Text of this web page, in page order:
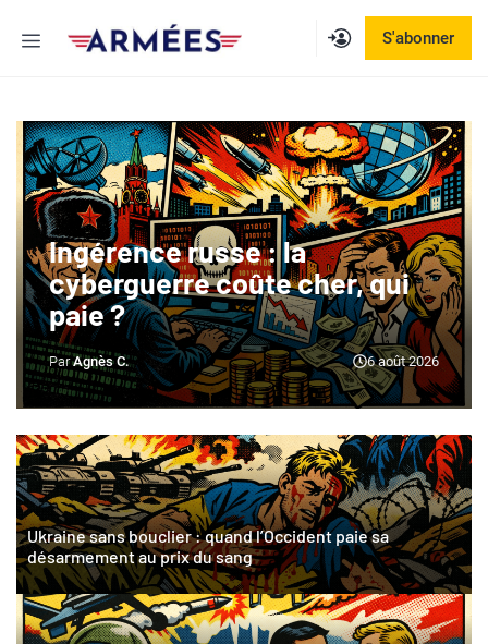
S'abonner
Menu
Ingérence russe : la
cyberguerre coûte cher, qui
paie ?
Agnès C. 6 août 2026
Ukraine sans bouclier : quand l’Occident paie sa
désarmement au prix du sang